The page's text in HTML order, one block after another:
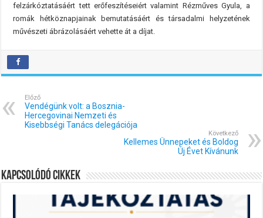
felzárkóztatásáért tett erőfeszítéseiért valamint Rézműves Gyula, a
romák hétköznapjainak bemutatásáért és társadalmi helyzetének
művészeti ábrázolásáért vehette át a díjat.
Előző
Vendégünk volt: a Bosznia-
Hercegovinai Nemzeti és
Kisebbségi Tanács delegációja
Következő
Kellemes Ünnepeket és Boldog
Új Évet Kívánunk
Kapcsolódó cikkek